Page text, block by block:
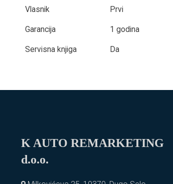
Vlasnik Prvi
Garancija 1 godina
Servisna knjiga Da
K AUTO REMARKETING
d.o.o.